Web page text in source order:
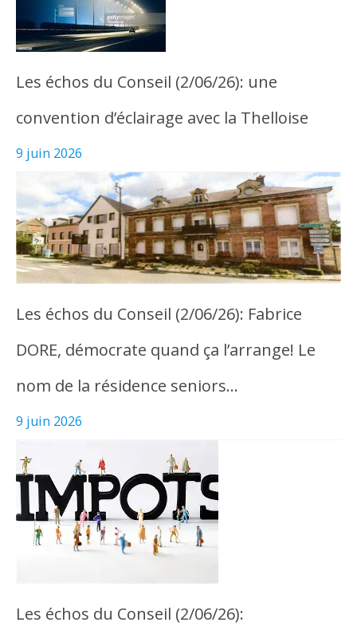
Les échos du Conseil (2/06/26): une
convention d’éclairage avec la Thelloise
9 juin 2026
Les échos du Conseil (2/06/26): Fabrice
DORE, démocrate quand ça l’arrange! Le
nom de la résidence seniors…
9 juin 2026
Les échos du Conseil (2/06/26):